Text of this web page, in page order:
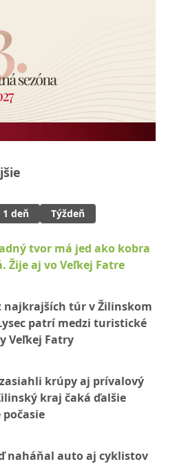
1 deň Týždeň
tvor má jed ako kobra
Žije aj vo Veľkej Fatre
najkrajších túr v Žilinskom
patrí medzi turistické
Veľkej Fatry
krúpy aj prívalový
kraj čaká ďalšie
naháňal auto aj cyklistov